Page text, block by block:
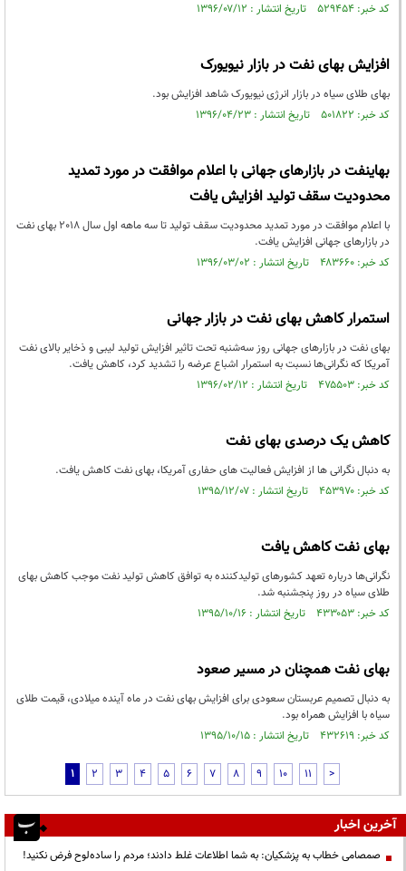
کد خبر: ۵۲۹۴۵۴ تاریخ انتشار : ۱۳۹۶/۰۷/۱۲
افزایش بهای نفت در بازار نیویورک
بهای طلای سیاه در بازار انرژی نیویورک شاهد افزایش بود.
کد خبر: ۵۰۱۸۲۲ تاریخ انتشار : ۱۳۹۶/۰۴/۲۳
بهاینفت در بازارهای جهانی با اعلام موافقت در مورد تمدید
محدودیت سقف تولید افزایش یافت
با اعلام موافقت در مورد تمدید محدودیت سقف تولید تا سه ماهه اول سال 2018 بهای نفت
در بازارهای جهانی افزایش یافت.
کد خبر: ۴۸۳۶۶۰ تاریخ انتشار : ۱۳۹۶/۰۳/۰۲
استمرار کاهش بهای نفت در بازار جهانی
بهای نفت در بازارهای جهانی روز سه‌شنبه تحت تاثیر افزایش تولید لیبی و ذخایر بالای نفت
آمریکا که نگرانی‌ها نسبت به استمرار اشباع عرضه را تشدید کرد، کاهش یافت.
کد خبر: ۴۷۵۵۰۳ تاریخ انتشار : ۱۳۹۶/۰۲/۱۲
کاهش یک درصدی بهای نفت
به دنبال نگرانی ها از افزایش فعالیت های حفاری آمریکا، بهای نفت کاهش یافت.
کد خبر: ۴۵۳۹۷۰ تاریخ انتشار : ۱۳۹۵/۱۲/۰۷
بهای نفت کاهش یافت
نگرانی‌ها درباره تعهد کشورهای تولیدکننده به توافق کاهش تولید نفت موجب کاهش بهای
طلای سیاه در روز پنجشنبه شد.
کد خبر: ۴۳۳۰۵۳ تاریخ انتشار : ۱۳۹۵/۱۰/۱۶
بهای نفت همچنان در مسیر صعود
به دنبال تصمیم عربستان سعودی برای افزایش بهای نفت در ماه آینده میلادی، قیمت طلای
سیاه با افزایش همراه بود.
کد خبر: ۴۳۲۶۱۹ تاریخ انتشار : ۱۳۹۵/۱۰/۱۵
1 2 3 4 5 6 7 8 9 10 11 >
آخرین اخبار
صمصامی خطاب به پزشکیان: به شما اطلاعات غلط دادند؛ مردم را ساده‌لوح فرض نکنید!